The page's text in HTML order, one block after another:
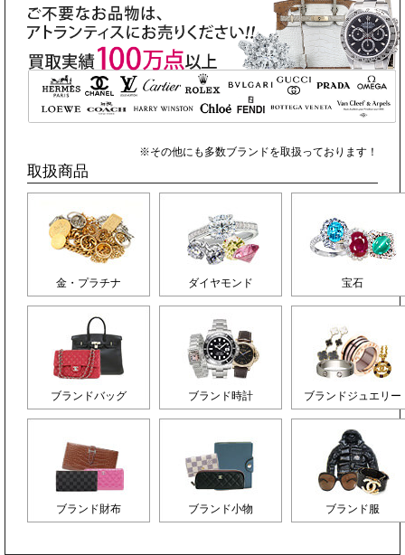
※その他にも多数ブランドを取扱っております！
取扱商品
金・プラチナ ダイヤモンド 宝石
ブランドバッグ ブランド時計 ブランドジュエリー
ブランド財布 ブランド小物 ブランド服